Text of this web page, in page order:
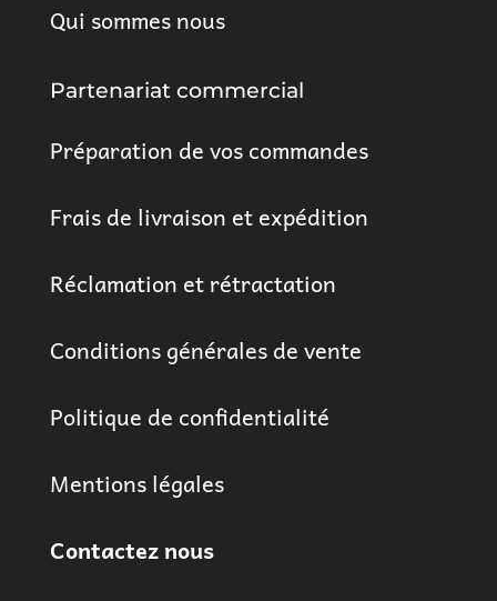
Qui sommes nous
Partenariat commercial
Préparation de vos commandes
Frais de livraison et expédition
Réclamation et rétractation
Conditions générales de vente
Politique de confidentialité
Mentions légales
Contactez nous